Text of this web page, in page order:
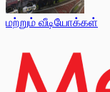
மற்றும் வீடியோக்கள்